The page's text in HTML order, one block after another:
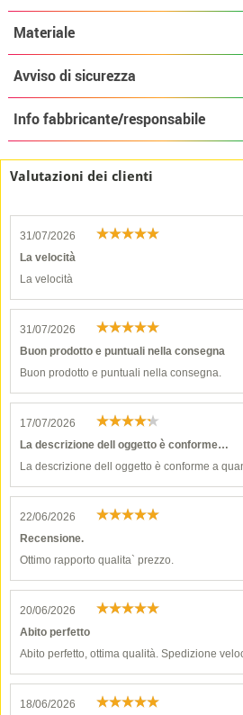
Materiale
Avviso di sicurezza
Info fabbricante/responsabile
Valutazioni dei clienti
31/07/2026
La velocità
La velocità
31/07/2026
Buon prodotto e puntuali nella consegna
Buon prodotto e puntuali nella consegna.
17/07/2026
La descrizione dell oggetto è conforme…
La descrizione dell oggetto è conforme a
22/06/2026
Recensione.
Ottimo rapporto qualita` prezzo.
20/06/2026
Abito perfetto
Abito perfetto, ottima qualità. Spedizione
18/06/2026